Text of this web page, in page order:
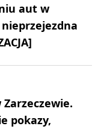
aut w
pokazy,